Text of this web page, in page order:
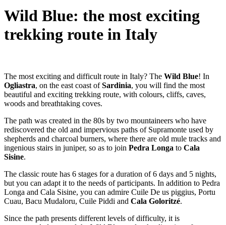
Wild Blue: the most exciting
trekking route in Italy
The most exciting and difficult route in Italy? The Wild Blue! In
Ogliastra, on the east coast ofSardinia, you will find the most
beautiful and exciting trekking route, with colours, cliffs, caves,
woods and breathtaking coves.
The path was created in the 80s by two mountaineers who have
rediscovered the old and impervious paths of Supramonte used by
shepherds and charcoal burners, where there are old mule tracks and
ingenious stairs in juniper, so as to join Pedra Longa to Cala
Sisine.
The classic route has 6 stages for a duration of 6 days and 5 nights,
but you can adapt it to the needs of participants. In addition to Pedra
Longa and Cala Sisine, you can admire Cuile De us piggius, Portu
Cuau, Bacu Mudaloru, Cuile Piddi and Cala Goloritzé.
Since the path presents different levels of difficulty, it is